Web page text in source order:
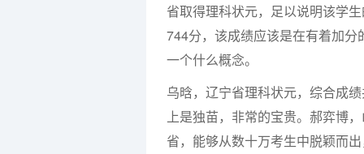
省取得理科状元，足以说明该学
744分，该成绩应该是在有着加
一个什么概念。
乌晗，辽宁省理科状元，综合成
上是独苗，非常的宝贵。郝弈博
省，能够从数十万考生中脱颖而